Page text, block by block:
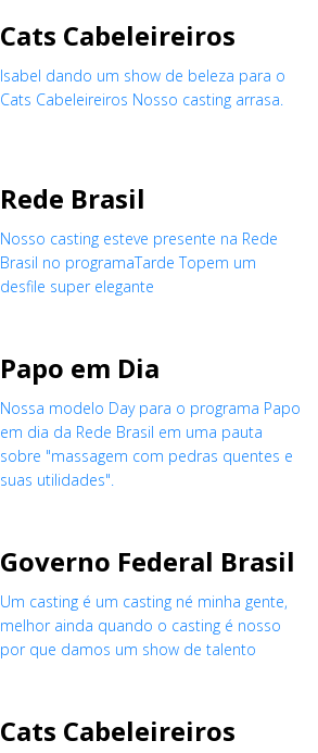
Cats Cabeleireiros
Isabel dando um show de beleza para o
Cats Cabeleireiros Nosso casting arrasa.
Rede Brasil
Nosso casting esteve presente na Rede
Brasil no programaTarde Topem um
desfile super elegante
Papo em Dia
Nossa modelo Day para o programa Papo
em dia da Rede Brasil em uma pauta
sobre "massagem com pedras quentes e
suas utilidades".
Governo Federal Brasil
Um casting é um casting né minha gente,
melhor ainda quando o casting é nosso
por que damos um show de talento
Cats Cabeleireiros